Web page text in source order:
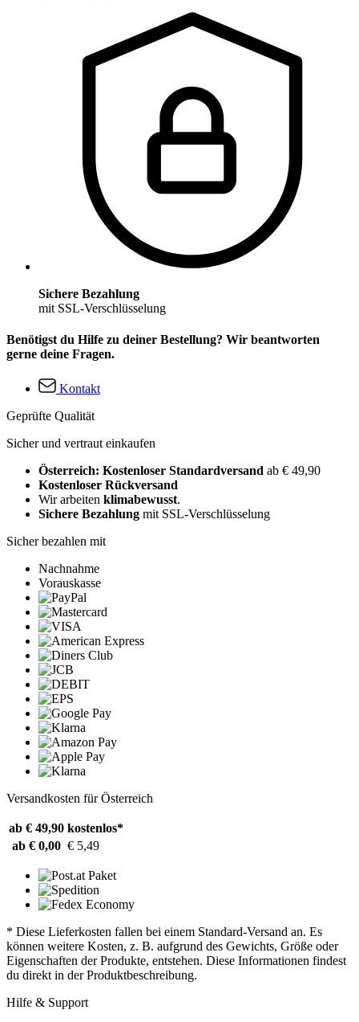
Sichere Bezahlung
mit SSL-Verschlüsselung
Benötigst du Hilfe zu deiner Bestellung? Wir beantworten
gerne deine Fragen.
Kontakt
Geprüfte Qualität
Sicher und vertraut einkaufen
Österreich: Kostenloser Standardversand ab € 49,90
Kostenloser Rückversand
Wir arbeiten klimabewusst.
Sichere Bezahlung mit SSL-Verschlüsselung
Sicher bezahlen mit
Nachnahme
Vorauskasse
Versandkosten für Österreich
ab € 49,90 kostenlos*
ab € 0,00 € 5,49
* Diese Lieferkosten fallen bei einem Standard-Versand an. Es
können weitere Kosten, z. B. aufgrund des Gewichts, Größe oder
Eigenschaften der Produkte, entstehen. Diese Informationen findest
du direkt in der Produktbeschreibung.
Hilfe & Support